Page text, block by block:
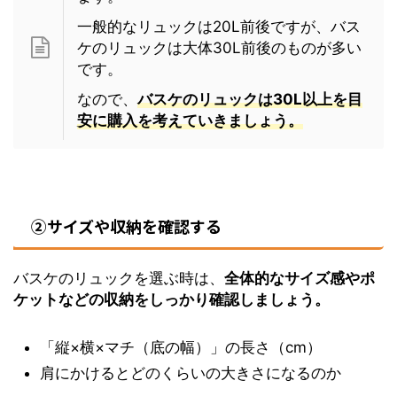
一般的なリュックは20L前後ですが、バス
ケのリュックは大体30L前後のものが多い
です。
なので、バスケのリュックは30L以上を目
安に購入を考えていきましょう。
②サイズや収納を確認する
バスケのリュックを選ぶ時は、 全体的なサイズ感やポ
ケットなどの収納をしっかり確認しましょう。
「縦×横×マチ（底の幅）」の長さ（cm）
肩にかけるとどのくらいの大きさになるのか